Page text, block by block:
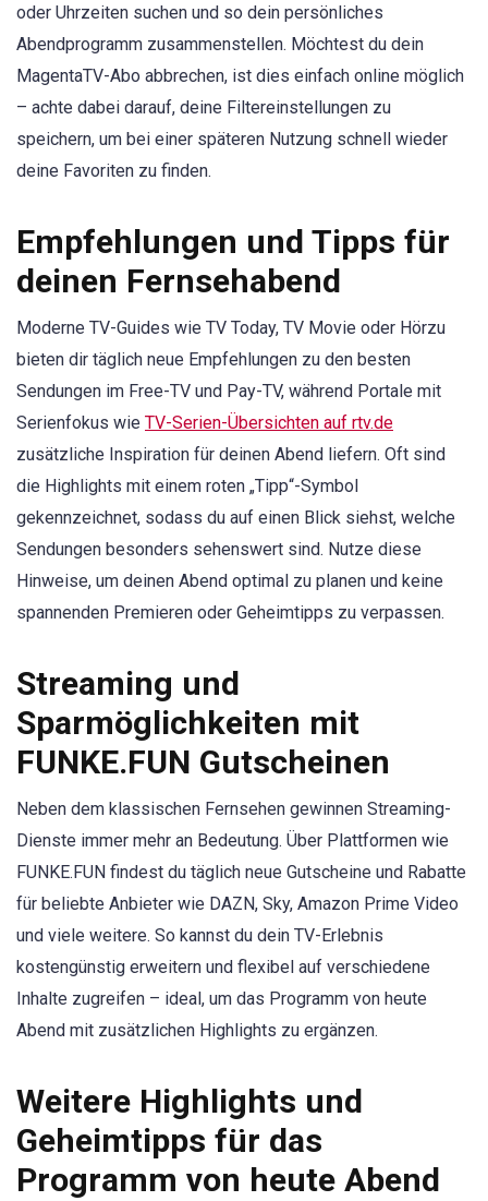
oder Uhrzeiten suchen und so dein persönliches
Abendprogramm zusammenstellen. Möchtest du dein
MagentaTV-Abo abbrechen, ist dies einfach online möglich
– achte dabei darauf, deine Filtereinstellungen zu
speichern, um bei einer späteren Nutzung schnell wieder
deine Favoriten zu finden.
Empfehlungen und Tipps für
deinen Fernsehabend
Moderne TV-Guides wie TV Today, TV Movie oder Hörzu
bieten dir täglich neue Empfehlungen zu den besten
Sendungen im Free-TV und Pay-TV, während Portale mit
Serienfokus wie TV-Serien-Übersichten auf rtv.de
zusätzliche Inspiration für deinen Abend liefern. Oft sind
die Highlights mit einem roten „Tipp“-Symbol
gekennzeichnet, sodass du auf einen Blick siehst, welche
Sendungen besonders sehenswert sind. Nutze diese
Hinweise, um deinen Abend optimal zu planen und keine
spannenden Premieren oder Geheimtipps zu verpassen.
Streaming und
Sparmöglichkeiten mit
FUNKE.FUN Gutscheinen
Neben dem klassischen Fernsehen gewinnen Streaming-
Dienste immer mehr an Bedeutung. Über Plattformen wie
FUNKE.FUN findest du täglich neue Gutscheine und Rabatte
für beliebte Anbieter wie DAZN, Sky, Amazon Prime Video
und viele weitere. So kannst du dein TV-Erlebnis
kostengünstig erweitern und flexibel auf verschiedene
Inhalte zugreifen – ideal, um das Programm von heute
Abend mit zusätzlichen Highlights zu ergänzen.
Weitere Highlights und
Geheimtipps für das
Programm von heute Abend